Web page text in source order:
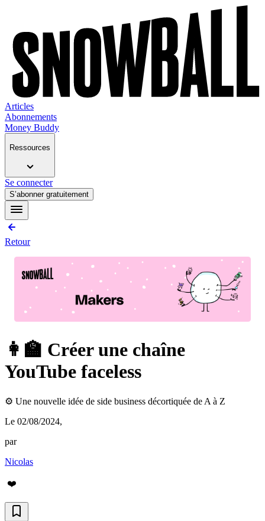
Articles
Abonnements
Money Buddy
Ressources
Se connecter
S’abonner gratuitement
Retour
👩‍🏫 Créer une chaîne
YouTube faceless
⚙️ Une nouvelle idée de side business décortiquée de A à Z
Le 02/08/2024,
par
Nicolas
❤️